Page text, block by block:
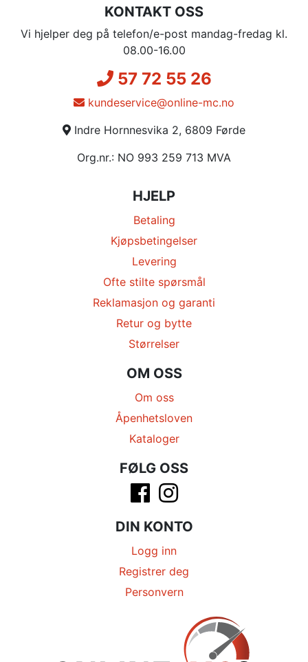
KONTAKT OSS
Vi hjelper deg på telefon/e-post mandag-fredag kl.
08.00-16.00
57 72 55 26
kundeservice@online-mc.no
Indre Hornnesvika 2, 6809 Førde
Org.nr.: NO 993 259 713 MVA
HJELP
Betaling
Kjøpsbetingelser
Levering
Ofte stilte spørsmål
Reklamasjon og garanti
Retur og bytte
Størrelser
OM OSS
Om oss
Åpenhetsloven
Kataloger
FØLG OSS
DIN KONTO
Logg inn
Registrer deg
Personvern